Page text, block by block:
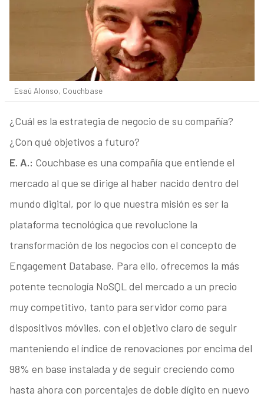
Esaú Alonso, Couchbase
¿Cuál es la estrategia de negocio de su compañía?
¿Con qué objetivos a futuro?
E. A.: Couchbase es una compañía que entiende el
mercado al que se dirige al haber nacido dentro del
mundo digital, por lo que nuestra misión es ser la
plataforma tecnológica que revolucione la
transformación de los negocios con el concepto de
Engagement Database. Para ello, ofrecemos la más
potente tecnología NoSQL del mercado a un precio
muy competitivo, tanto para servidor como para
dispositivos móviles, con el objetivo claro de seguir
manteniendo el índice de renovaciones por encima del
98% en base instalada y de seguir creciendo como
hasta ahora con porcentajes de doble dígito en nuevo